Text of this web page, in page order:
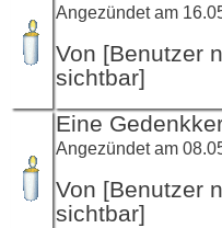
Angezündet am
Von [Benutzer
sichtbar]
Eine
Angezündet am
Von [Benutzer
sichtbar]